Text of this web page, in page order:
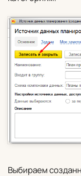
Выбираем